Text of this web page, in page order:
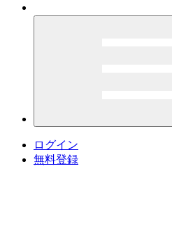
ログイン
無料登録